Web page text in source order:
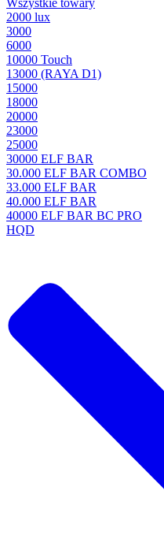
Wszystkie towary
2000 lux
3000
6000
10000 Touch
13000 (RAYA D1)
15000
18000
20000
23000
25000
30000 ELF BAR
30.000 ELF BAR COMBO
33.000 ELF BAR
40.000 ELF BAR
40000 ELF BAR BC PRO
HQD